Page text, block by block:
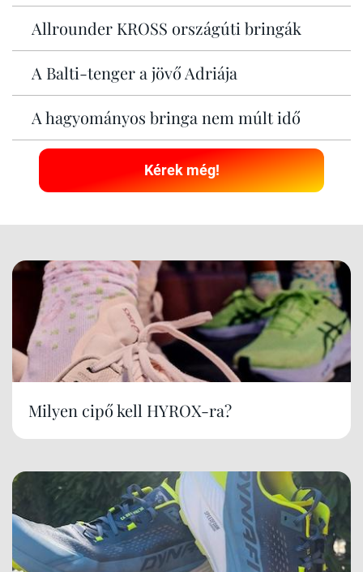
Allrounder KROSS országúti bringák
A Balti-tenger a jövő Adriája
A hagyományos bringa nem múlt idő
Kérek még!
Milyen cipő kell HYROX-ra?